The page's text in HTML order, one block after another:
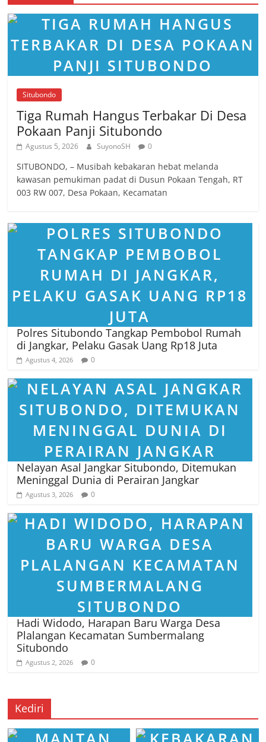
Situbondo
Tiga Rumah Hangus Terbakar Di Desa
Pokaan Panji Situbondo
Agustus 5, 2026 SuyonoSH 0
SITUBONDO, – Musibah kebakaran hebat melanda
kawasan pemukiman padat di Dusun Pokaan Tengah, RT
003 RW 007, Desa Pokaan, Kecamatan
Polres Situbondo Tangkap Pembobol Rumah
di Jangkar, Pelaku Gasak Uang Rp18 Juta
Agustus 4, 2026 0
Nelayan Asal Jangkar Situbondo, Ditemukan
Meninggal Dunia di Perairan Jangkar
Agustus 3, 2026 0
Hadi Widodo, Harapan Baru Warga Desa
Plalangan Kecamatan Sumbermalang
Situbondo
Agustus 2, 2026 0
Kediri